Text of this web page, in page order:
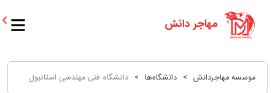
موسسه مهاجردانش > دانشگاه‌ها > دانشگاه فنی مهندسی استانبول